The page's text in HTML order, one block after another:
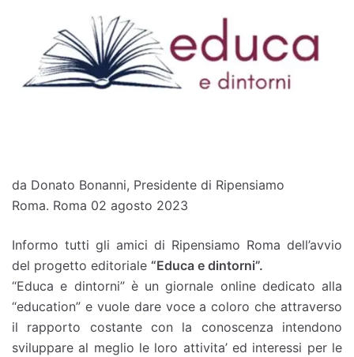
da Donato Bonanni, Presidente di Ripensiamo
Roma. Roma 02 agosto 2023
Informo tutti gli amici di Ripensiamo Roma dell’avvio
del progetto editoriale “Educa e dintorni”.
“Educa e dintorni” è un giornale online dedicato alla
“education” e vuole dare voce a coloro che attraverso
il rapporto costante con la conoscenza intendono
sviluppare al meglio le loro attivita’ ed interessi per le